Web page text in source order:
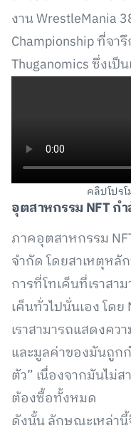
งาน WrestleMania
Championship ที่จา
Thuganomics ซึ่งเป็
คลิปโปรโ
อุตสาหกรรม NFT ก
ภาคอุตสาหกรรม
จำกัด โดยสาเหตุห
การที่โทเค็นที่เราสา
เค็นทั่วไปนั่นเอง โด
เราสามารถแสดงคว
และมูลค่าของมันถูก
ตัว” เนื่องจากมันไม่
ต้องซื้อทั้งหมด
ดังนั้น ลักษณะเหล่า